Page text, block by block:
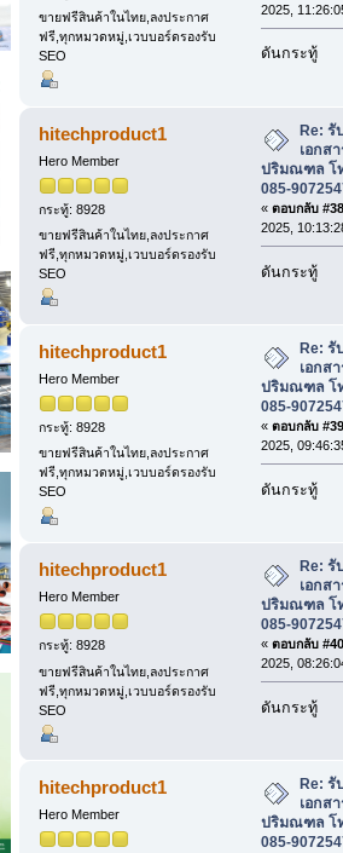
ขายฟรีสินค้าในไทย,ลงประกาศ
ฟรี,ทุกหมวดหมู่,เวบบอร์ดรองรับ
SEO
2025,
ดันกระทู้
hitechproduct1
Hero Member
กระทู้: 8928
ขายฟรีสินค้าในไทย,ลงประกาศ
ฟรี,ทุกหมวดหมู่,เวบบอร์ดรองรับ
SEO
Re: รั
เอกส
ปริมณฑล โท
085-
« ตอบกลับ
2025,
ดันกระทู้
hitechproduct1
Hero Member
กระทู้: 8928
ขายฟรีสินค้าในไทย,ลงประกาศ
ฟรี,ทุกหมวดหมู่,เวบบอร์ดรองรับ
SEO
Re: รั
เอกส
ปริมณฑล โท
085-
« ตอบกลับ
2025,
ดันกระทู้
hitechproduct1
Hero Member
กระทู้: 8928
ขายฟรีสินค้าในไทย,ลงประกาศ
ฟรี,ทุกหมวดหมู่,เวบบอร์ดรองรับ
SEO
Re:
เอกส
ปริมณฑล โท
085-
« ตอบกลับ
2025,
ดันกระทู้
hitechproduct1
Hero Member
Re:
เอกส
ปริมณฑล โท
085-